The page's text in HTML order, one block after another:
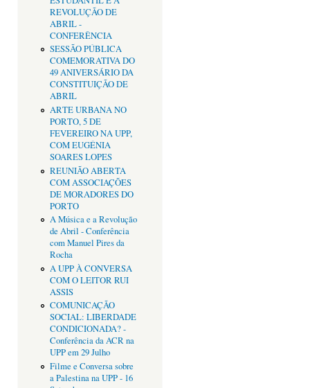
REVOLUÇÃO DE
ABRIL -
CONFERÊNCIA
SESSÃO PÚBLICA
COMEMORATIVA DO
49 ANIVERSÁRIO DA
CONSTITUIÇÃO DE
ABRIL
ARTE URBANA NO
PORTO, 5 DE
FEVEREIRO NA UPP,
COM EUGÉNIA
SOARES LOPES
REUNIÃO ABERTA
COM ASSOCIAÇÕES
DE MORADORES DO
PORTO
A Música e a Revolução
de Abril - Conferência
com Manuel Pires da
Rocha
A UPP À CONVERSA
COM O LEITOR RUI
ASSIS
COMUNICAÇÃO
SOCIAL: LIBERDADE
CONDICIONADA? -
Conferência da ACR na
UPP em 29 Julho
Filme e Conversa sobre
a Palestina na UPP - 16